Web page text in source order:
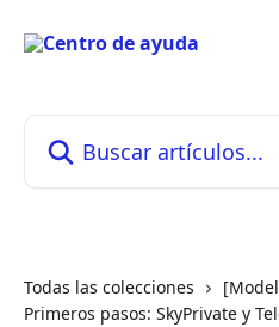
Todas las colecciones
Primeros pasos: SkyPrivate y